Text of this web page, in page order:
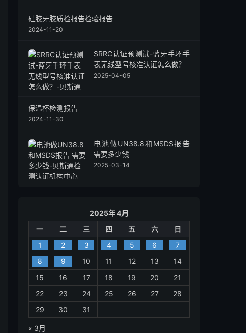
硅胶牙胶质检报告检验报告
2024-11-20
SRRC认证预测试-蓝牙手环手
表无线型号核准认证怎么做？
2025-04-05
保温杯检测报告
2024-11-30
电池做UN38.8和MSDS报告
需要多少钱
2025-03-14
2025年 4月
一
二 三 四 五 六
日
1
2 3 4 5 6
7
8
9 10 11 12 13
14
15
16 17 18 19 20
21
22
23 24 25 26 27
28
29
30 31
« 3月